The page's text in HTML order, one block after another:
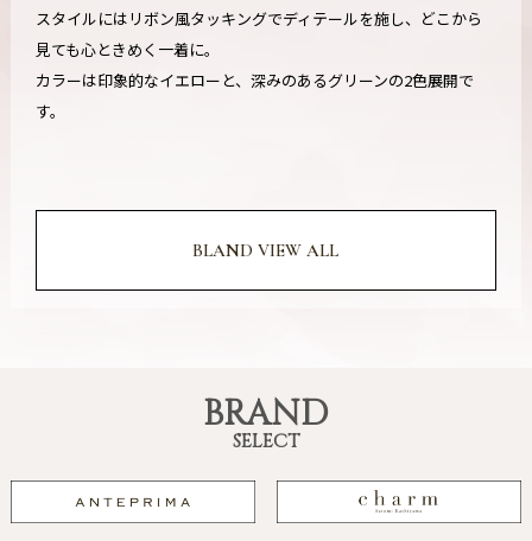
スタイルにはリボン風タッキングでディテールを施し、どこから
見ても心ときめく一着に。
カラーは印象的なイエローと、深みのあるグリーンの2色展開で
す。
BLAND VIEW ALL
BRAND
SELECT